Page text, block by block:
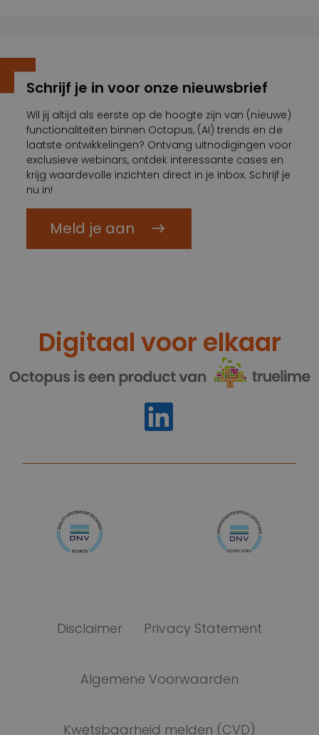
Schrijf je in voor onze nieuwsbrief
Wil jij altijd als eerste op de hoogte zijn van (nieuwe)
functionaliteiten binnen Octopus, (AI) trends en de
laatste ontwikkelingen? Ontvang uitnodigingen voor
exclusieve webinars, ontdek interessante cases en
krijg waardevolle inzichten direct in je inbox. Schrijf je
nu in!
Meld je aan
Digitaal voor elkaar
Disclaimer Privacy Statement
Algemene Voorwaarden
Kwetsbaarheid melden (CVD)